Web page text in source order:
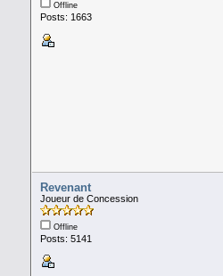
Offline
Posts: 1663
Revenant
Joueur de Concession
Offline
Posts: 5141